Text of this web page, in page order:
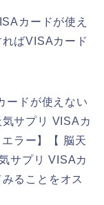
カードが使え
ばVISAカード
ードが使えない
サプリ VISAカ
ラー】【 脳天
サプリ VISAカ
ることをオス